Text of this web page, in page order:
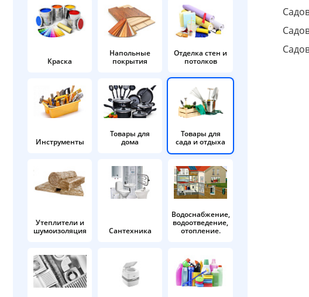
Краска
Напольные
покрытия
Отделка стен и
потолков
Инструменты
Товары для
дома
Товары для
сада и отдыха
Утеплители и
шумоизоляция
Сантехника
Водоснабжение,
водоотведение,
отопление.
Сегодня